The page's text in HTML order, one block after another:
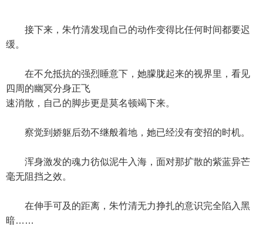
接下来，朱竹清发现自己的动作变得比任何时间都要迟
缓。
在不允抵抗的强烈睡意下，她朦胧起来的视界里，看见
四周的幽冥分身正飞
速消散，自己的脚步更是莫名顿竭下来。
察觉到娇躯后劲不继般着地，她已经没有变招的时机。
浑身激发的魂力彷似泥牛入海，面对那扩散的紫蓝异芒
毫无阻挡之效。
在伸手可及的距离，朱竹清无力挣扎的意识完全陷入黑
暗……